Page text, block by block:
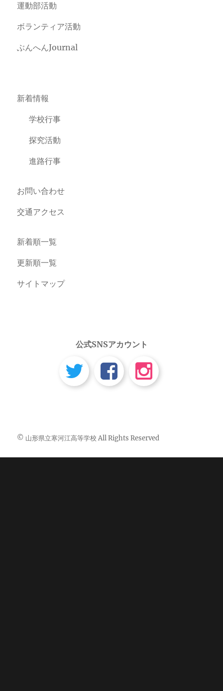
運動部活動
ボランティア活動
ぶんへんJournal
新着情報
学校行事
探究活動
進路行事
お問い合わせ
交通アクセス
新着順一覧
更新順一覧
サイトマップ
公式SNSアカウント
© 山形県立寒河江高等学校 All Rights Reserved